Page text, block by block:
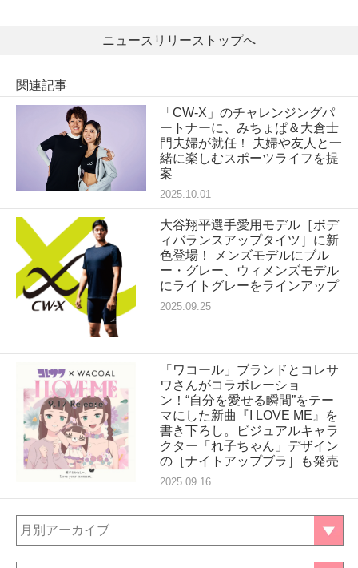
ニュースリリーストップへ
関連記事
「CW-X」のチャレンジングパ
ートナーに、みちょぱ＆大倉士
門夫婦が就任！ 夫婦や友人と一
緒に楽しむスポーツライフを提
案
2025.10.01
大谷翔平選手愛用モデル［ボデ
ィバランスアップタイツ］に新
色登場！ メンズモデルにブル
ー・グレー、ウィメンズモデル
にライトグレーをラインアップ
2025.09.25
「ワコール」ブランドとコレサ
ワさんがコラボレーショ
ン！“自分を愛せる瞬間”をテー
マにした新曲『I LOVE ME』を
書き下ろし。ビジュアルキャラ
クター「れ子ちゃん」デザイン
の［ナイトアップブラ］も発売
2025.09.16
月別アーカイブ